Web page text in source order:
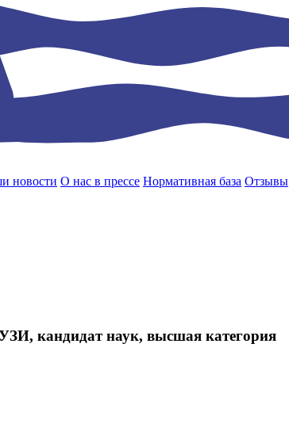
новости О нас в прессе Нормативная база Отзывы
кандидат наук, высшая категория